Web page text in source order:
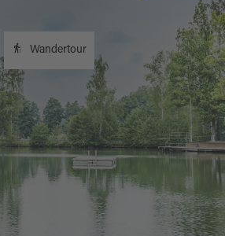
Wandertour